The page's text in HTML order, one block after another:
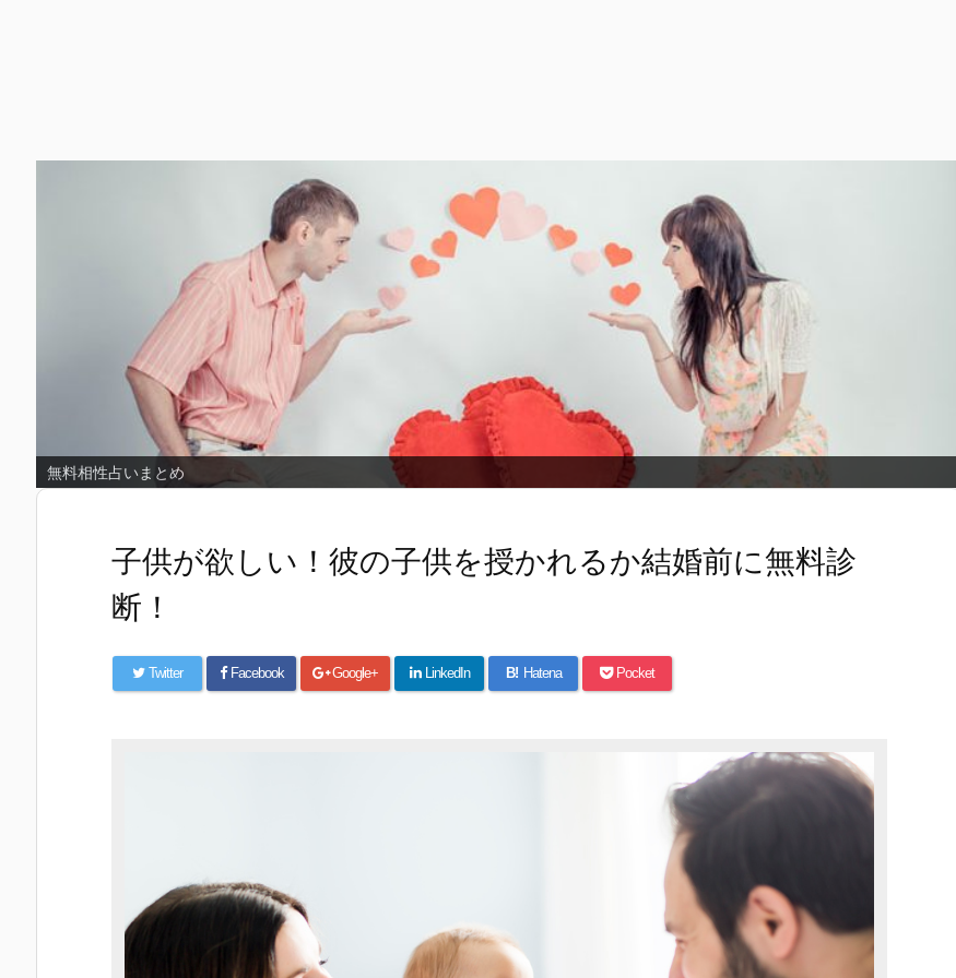
無料片思い占いまとめ
子供が欲しい！彼の子供を授かれるか結婚前に無料診
断！
Twitter Facebook Google+ LinkedIn B! Hatena Pocket